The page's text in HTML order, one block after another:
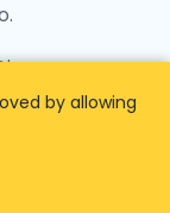
kautta.
by allowing